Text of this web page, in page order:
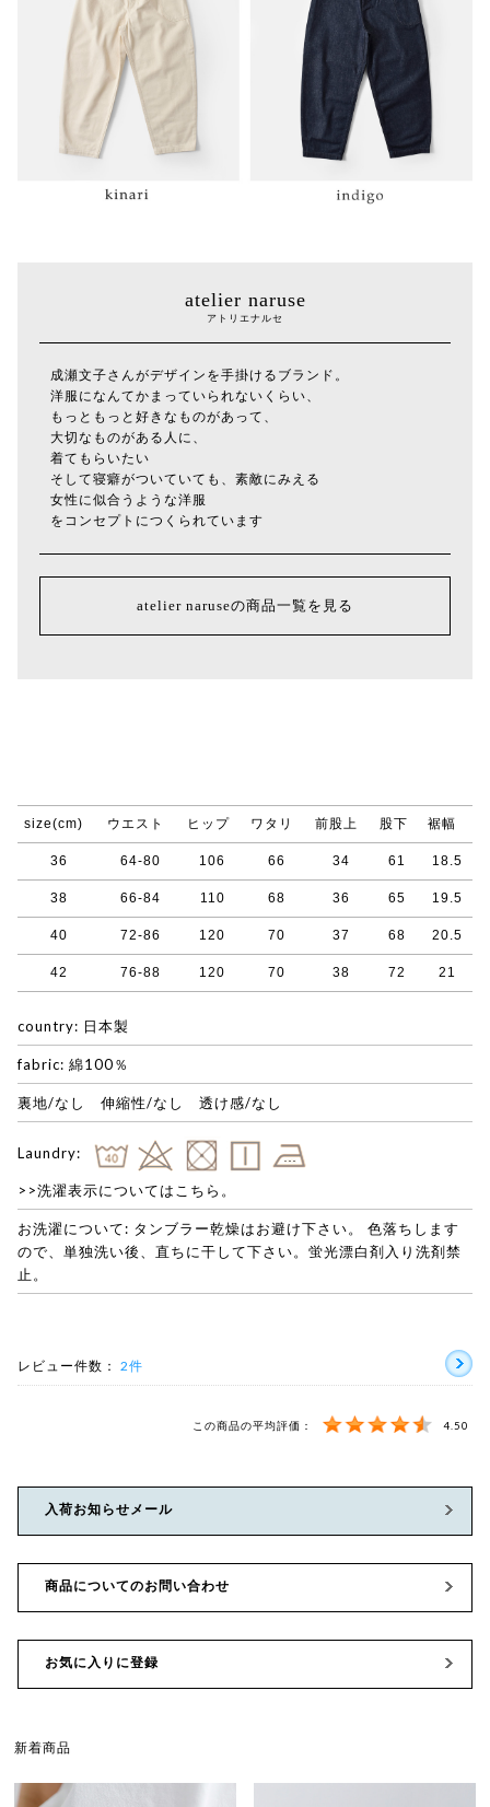
atelier naruse
アトリエナルセ
成瀬文子さんがデザインを手掛けるブランド。
洋服になんてかまっていられないくらい、
もっともっと好きなものがあって、
大切なものがある人に、
着てもらいたい
そして寝癖がついていても、素敵にみえる
女性に似合うような洋服
をコンセプトにつくられています
atelier naruseの商品一覧を見る
size(cm) ウエスト ヒップ ワタリ 前股上 股下 裾幅
36 64-80 106 66 34 61 18.5
38 66-84 110 68 36 65 19.5
40 72-86 120 70 37 68 20.5
42 76-88 120 70 38 72 21
country: 日本製
fabric: 綿100％
裏地/なし 伸縮性/なし 透け感/なし
Laundry:
>>洗濯表示についてはこちら。
お洗濯について: タンブラー乾燥はお避け下さい。 色落ちします
ので、単独洗い後、直ちに干して下さい。蛍光漂白剤入り洗剤禁
止。
レビュー件数： 2件
この商品の平均評価： 4.50
入荷お知らせメール
商品についてのお問い合わせ
お気に入りに登録
新着商品